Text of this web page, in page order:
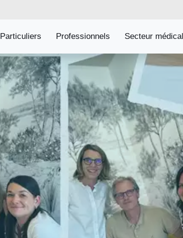
Particuliers Professionnels Secteur médical